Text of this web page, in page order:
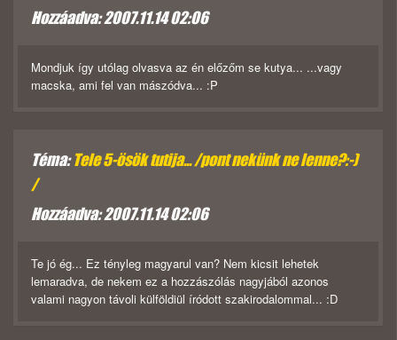
Hozzáadva: 2007.11.14 02:06
Mondjuk így utólag olvasva az én előzőm se kutya... ...vagy
macska, ami fel van mászódva... :P
Téma:Tele 5-ösök tutija... /pont nekünk ne lenne?:-)
/
Hozzáadva: 2007.11.14 02:06
Te jó ég... Ez tényleg magyarul van? Nem kicsit lehetek
lemaradva, de nekem ez a hozzászólás nagyjából azonos
valami nagyon távoli külföldiül íródott szakirodalommal... :D